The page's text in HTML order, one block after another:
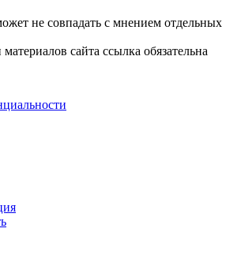
не совпадать с мнением отдельных
сайта ссылка обязательна